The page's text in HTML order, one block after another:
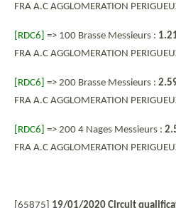
FRA A.C AGGLOMERATION
[RDC6] => 100 Brasse Messieurs :
FRA A.C AGGLOMERATION
[RDC6] => 200 Brasse Messieurs :
FRA A.C AGGLOMERATION
[RDC6] => 200 4 Nages Messieurs :
FRA A.C AGGLOMERATION
[65875]
19/01/2020 Circuit